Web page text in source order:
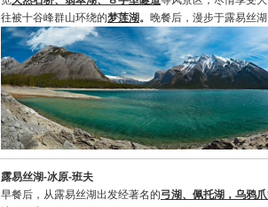
往被十谷峰群山环绕的梦莲湖。 晚餐后，漫步于露易丝
露易丝湖-冰原-班夫
早餐后，从露易丝湖出发经著名的弓湖、佩托湖，乌鸦